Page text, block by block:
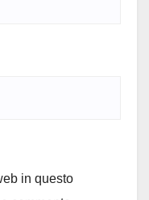
in questo